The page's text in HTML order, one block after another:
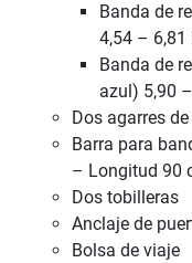
Banda de
4,54 –
Banda de
azul) 5,90
Dos agarres
Barra para
– Longitud 90
Dos tobilleras
Anclaje de
Bolsa de viaje